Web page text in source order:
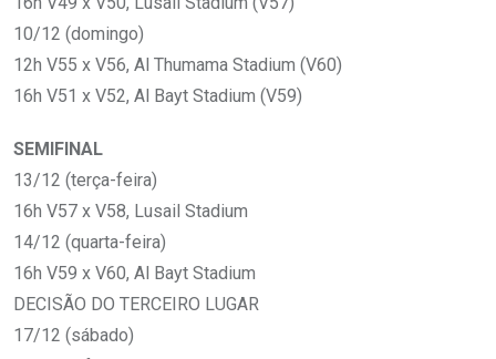
10/12 (domingo)
12h V55 x V56, Al Thumama Stadium (V60)
16h V51 x V52, Al Bayt Stadium (V59)
SEMIFINAL
13/12 (terça-feira)
16h V57 x V58, Lusail Stadium
14/12 (quarta-feira)
16h V59 x V60, Al Bayt Stadium
DECISÃO DO TERCEIRO LUGAR
17/12 (sábado)